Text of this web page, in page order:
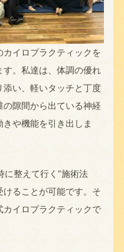
イロプラクティックを
。私達は、体調の優れ
い、軽いタッチと丁度
隙間から出ている神経
や機能を引き出しま
整えて行く”施術法
ることが可能です。そ
イロプラクティックで